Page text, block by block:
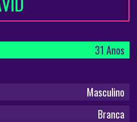
31 Anos
Masculino
Branca